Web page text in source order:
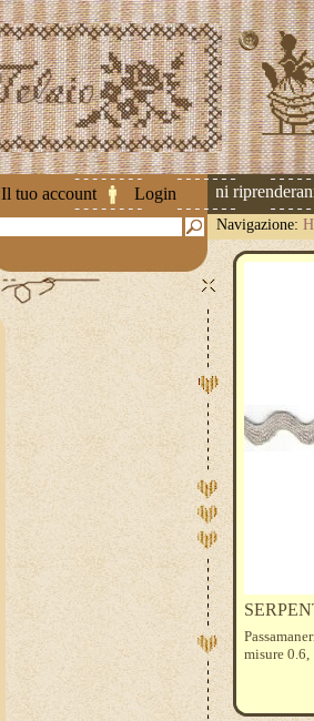
Il tuo account Login
Attenzione ! Le spedizioni
Navigazione:
misure 0.6,